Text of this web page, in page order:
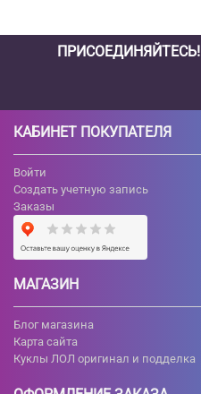
ПРИСОЕДИНЯЙТЕСЬ!
КАБИНЕТ ПОКУПАТЕЛЯ
Войти
Создать учетную запись
Заказы
МАГАЗИН
Блог магазина
Карта сайта
Куклы ЛОЛ оригинал и подделка